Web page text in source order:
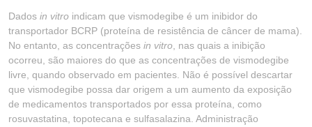
Dados in vitro indicam que vismodegibe é um inibidor do
transportador BCRP (proteína de resistência de câncer de mama).
No entanto, as concentrações in vitro , nas quais a inibição
ocorreu, são maiores do que as concentrações de vismodegibe
livre, quando observado em pacientes. Não é possível descartar
que vismodegibe possa dar origem a um aumento da exposição
de medicamentos transportados por essa proteína, como
rosuvastatina, topotecana e sulfasalazina. Administração